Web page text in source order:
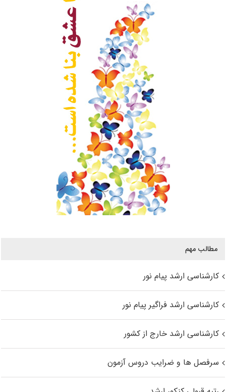
مطالب مهم
کارشناسی ارشد پیام نور
کارشناسی ارشد فراگیر پیام نور
کارشناسی ارشد خارج از کشور
سرفصل ها و ضرایب دروس آزمون